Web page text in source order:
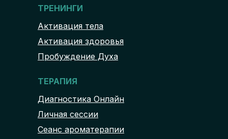
Сеанс ароматерапии
ТЕРАПИЯ
Диагностика Онлайн
Личная сессии
ТРЕНИНГИ
Активация тела
Активация здоровья
Пробуждение Духа